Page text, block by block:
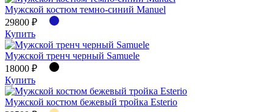
Мужской костюм темно-синий Manuel
29800 ₽
Купить
Мужской тренч черный Samuele
18000 ₽
Купить
Мужской костюм бежевый тройка Esterio